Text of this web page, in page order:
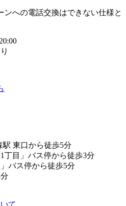
ンへの電話交換はできない仕様と
東口から徒歩5分
丁目」バス停から徒歩3分
バス停から徒歩5分
て